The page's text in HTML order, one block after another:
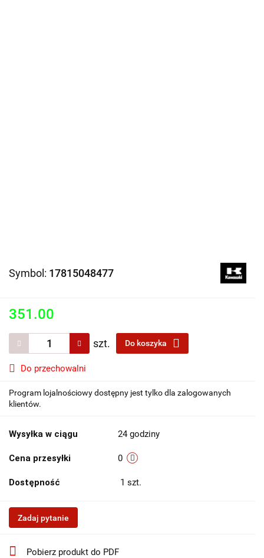
Symbol: 17815048477
351.00
szt. Do koszyka
Do przechowalni
Program lojalnościowy dostępny jest tylko dla zalogowanych
klientów.
Wysyłka w ciągu 24 godziny
Cena przesyłki 0
Dostępność 1 szt.
Zadaj pytanie
Pobierz produkt do PDF